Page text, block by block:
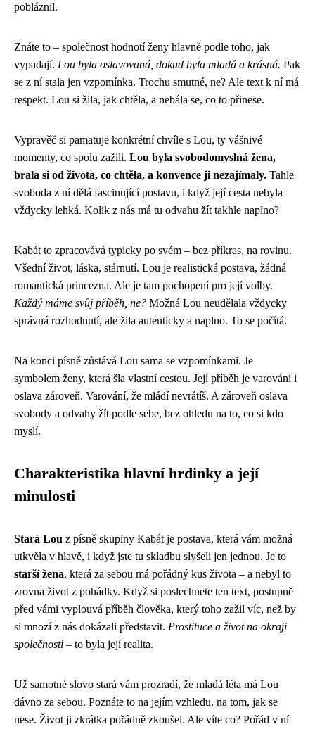
pobláznil.
Znáte to – společnost hodnotí ženy hlavně podle toho, jak
vypadají. Lou byla oslavovaná, dokud byla mladá a krásná. Pak
se z ní stala jen vzpomínka. Trochu smutné, ne? Ale text k ní má
respekt. Lou si žila, jak chtěla, a nebála se, co to přinese.
Vypravěč si pamatuje konkrétní chvíle s Lou, ty vášnivé
momenty, co spolu zažili. Lou byla svobodomyslná žena,
brala si od života, co chtěla, a konvence ji nezajímaly. Tahle
svoboda z ní dělá fascinující postavu, i když její cesta nebyla
vždycky lehká. Kolik z nás má tu odvahu žít takhle naplno?
Kabát to zpracovává typicky po svém – bez příkras, na rovinu.
Všední život, láska, stárnutí. Lou je realistická postava, žádná
romantická princezna. Ale je tam pochopení pro její volby.
Každý máme svůj příběh, ne? Možná Lou neudělala vždycky
správná rozhodnutí, ale žila autenticky a naplno. To se počítá.
Na konci písně zůstává Lou sama se vzpomínkami. Je
symbolem ženy, která šla vlastní cestou. Její příběh je varování i
oslava zároveň. Varování, že mládí nevrátíš. A zároveň oslava
svobody a odvahy žít podle sebe, bez ohledu na to, co si kdo
myslí.
Charakteristika hlavní hrdinky a její
minulosti
Stará Lou z písně skupiny Kabát je postava, která vám možná
utkvěla v hlavě, i když jste tu skladbu slyšeli jen jednou. Je to
starší žena, která za sebou má pořádný kus života – a nebyl to
zrovna život z pohádky. Když si poslechnete ten text, postupně
před vámi vyplouvá příběh člověka, který toho zažil víc, než by
si mnozí z nás dokázali představit. Prostituce a život na okraji
společnosti – to byla její realita.
Už samotné slovo stará vám prozradí, že mladá léta má Lou
dávno za sebou. Poznáte to na jejím vzhledu, na tom, jak se
nese. Život ji zkrátka pořádně zkoušel. Ale víte co? Pořád v ní